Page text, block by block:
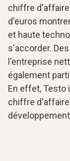
chiffre
d'euros
et haute
s'accorder.
l'entreprise
également
En effet, Testo
chiffre